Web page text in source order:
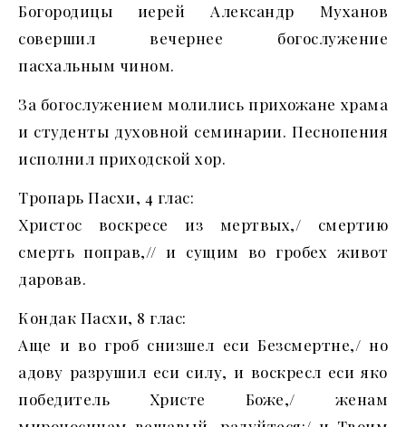
Богородицы иерей Александр Муханов
совершил вечернее богослужение
пасхальным чином.
За богослужением молились прихожане храма
и студенты духовной семинарии. Песнопения
исполнил приходской хор.
Тропарь Пасхи, 4 глас:
Христос воскресе из мертвых,/ смертию
смерть поправ,// и сущим во гробех живот
даровав.
Кондак Пасхи, 8 глас:
Аще и во гроб снизшел еси Безсмертне,/ но
адову разрушил еси силу, и воскресл еси яко
победитель Христе Боже,/ женам